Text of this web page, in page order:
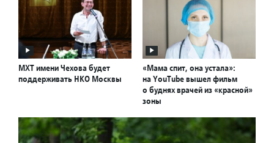
МХТ имени Чехова будет
поддерживать НКО Москвы
«Мама спит, она устала»:
на YouTube вышел фильм
о буднях врачей из «красной»
зоны